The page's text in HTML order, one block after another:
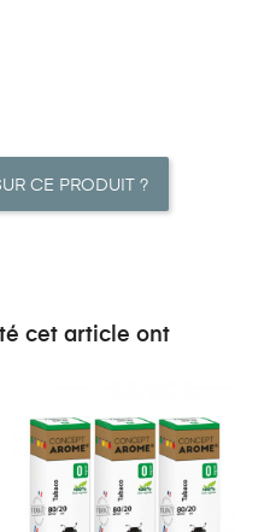
CE PRODUIT ?
cet article ont